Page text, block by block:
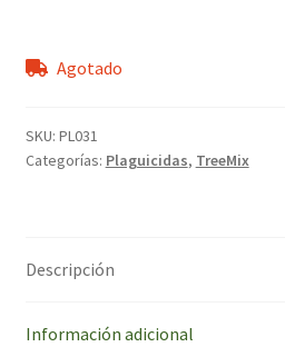
Agotado
SKU: PL031
Categorías: Plaguicidas, TreeMix
Descripción
Información adicional